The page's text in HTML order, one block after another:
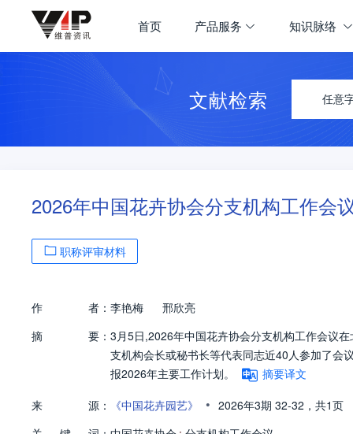
首页 产品服务 知识脉络
文献检索 任意
2026年中国花卉协会分支机构工作会
职称评审材料
作 者： 李艳梅
邢欣亮
摘
要： 3月5日,2026年中国花卉协会分支机构工作会议
支机构会长或秘书长等代表同志近40人参加了会
报2026年主要工作计划。
摘要译文
来
源： 《中国花卉园艺》 • 2026年3期 32-32， 共1页